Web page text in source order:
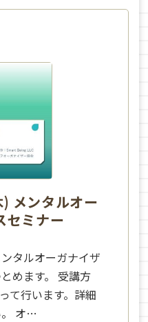
メンタルオー
セミナー
タルオーガナイザ
めます。 受講方
て行います。詳細
。 オ…